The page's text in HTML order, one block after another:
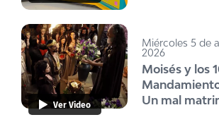
Ver Video
Miércoles 5 de
2026
Moisés y los
Un mal